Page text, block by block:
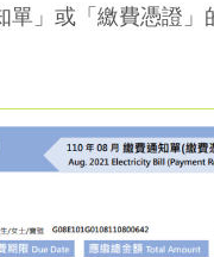
單」或「繳費憑證」